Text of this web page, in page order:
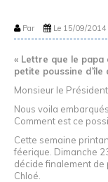
Par Le 15/09/2014
« Lettre que le papa
petite poussine
Monsieur le Président,
Nous voila
Comment est ce
Cette semaine
féerique. Dimanche
décide finalement de
Chloé.